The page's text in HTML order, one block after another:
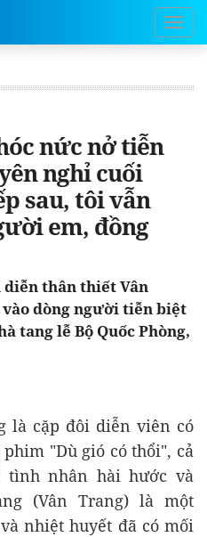
nức nở tiễn
nghỉ cuối
sau, tôi vẫn
em, đồng
thân thiết Vân
dòng người tiễn biệt
tang lễ Bộ Quốc Phòng,
là cặp đôi diễn viên có
"Dù gió có thổi", cả
nhân hài hước và
(Vân Trang) là một
nhiệt huyết đã có mối